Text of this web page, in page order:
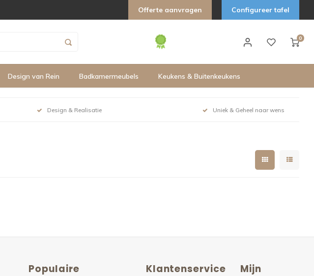
Offerte aanvragen Configureer tafel
0
Design van Rein Badkamermeubels Keukens & Buitenkeukens
Design & Realisatie Uniek & Geheel naar wens
Populaire
Klantenservice
Mijn